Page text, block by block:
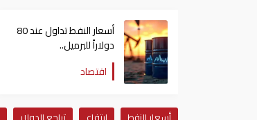
أسعار النفط تداول عند 80
دولاراً للبرميل..
وتراجع الأسهم الأمريكية
اقتصاد